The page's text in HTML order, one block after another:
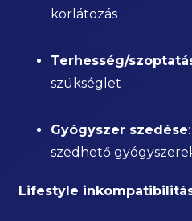
korlátozás
Terhesség/
szükséglet
Gyógyszer szedése
szedhető
Lifestyle